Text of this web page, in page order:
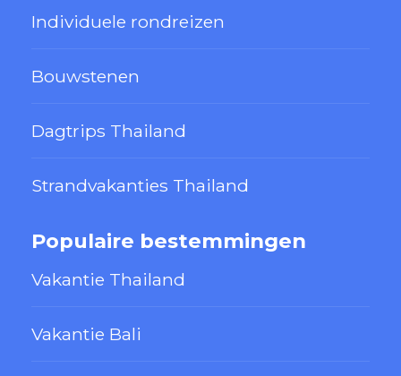
Individuele rondreizen
Bouwstenen
Dagtrips Thailand
Strandvakanties Thailand
Populaire bestemmingen
Vakantie Thailand
Vakantie Bali